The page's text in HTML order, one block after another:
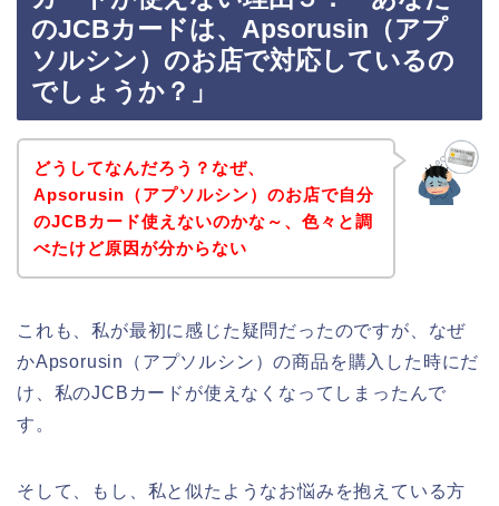
のJCBカードは、Apsorusin（アプ
ソルシン）のお店で対応しているの
でしょうか？」
どうしてなんだろう？なぜ、
Apsorusin（アプソルシン）のお店で自分
のJCBカード使えないのかな～、色々と調
べたけど原因が分からない
これも、私が最初に感じた疑問だったのですが、なぜ
かApsorusin（アプソルシン）の商品を購入した時にだ
け、私のJCBカードが使えなくなってしまったんで
す。
そして、もし、私と似たようなお悩みを抱えている方